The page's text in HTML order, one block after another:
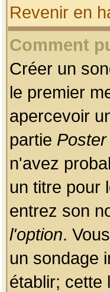
Revenir en
Comment
Créer un
le premier
apercevoir
partie
n'avez
un titre pour
entrez son
l'option.
un sondage
établir; cette